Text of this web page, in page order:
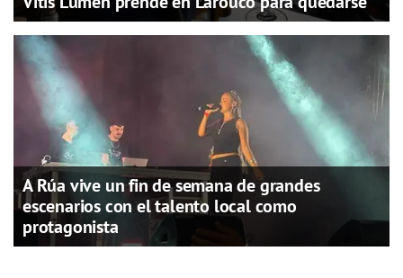
A Rúa vive un fin de semana de grandes
escenarios con el talento local como
protagonista